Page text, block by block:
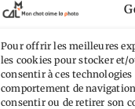
Pour offrir les meilleures
les cookies pour stocker et/
consentir à ces
comportement de
consentir ou de retirer son